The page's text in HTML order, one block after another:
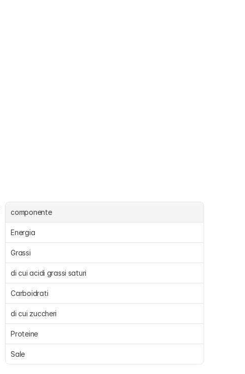
componente
Energia
Grassi
di cui acidi grassi saturi
Carboidrati
di cui zuccheri
Proteine
Sale